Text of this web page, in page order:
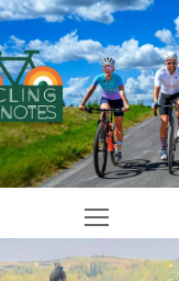
Open
Mobile